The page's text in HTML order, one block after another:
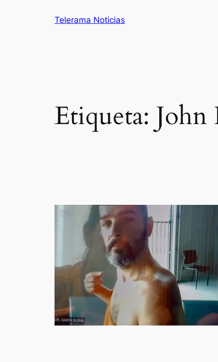
Telerama Noticias
Etiqueta: John